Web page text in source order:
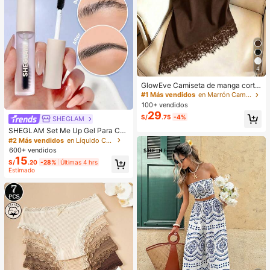
SHEGLAM
SHEGLAM Set Me Up Gel Para Cej
as Marca De Belleza CosméTica M
aquillaje Para Mujeres Y NiñAs
#2 Más vendidos
en Líquido Cejas
600+ vendidos
S/15.20 -28% Últimas 4 hrs
Estimado
4
GlowEve Camiseta de manga corta
de cuello redondo de unicolor casu
al versátil para uso diario para muje
r
#1 Más vendidos
en Marrón Camisetas básicas informales
100+ vendidos
S/29.75 -4%